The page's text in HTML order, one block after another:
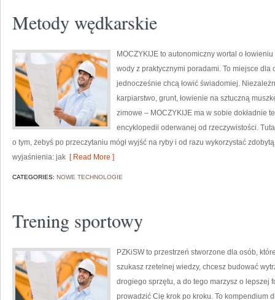
Metody wędkarskie
MOCZYKIJE to autonomiczny wortal o
wody z praktycznymi poradami. To miejsce
jednocześnie chcą łowić świadomiej.
karpiarstwo, grunt, łowienie na sztuczną
zimowe – MOCZYKIJE ma w sobie dokładnie
encyklopedii oderwanej od rzeczywistości.
o tym, żebyś po przeczytaniu mógł wyjść na ryby i od razu wykorzystać
wyjaśnienia: jak [ Read More ]
CATEGORIES: NOWE TECHNOLOGIE
Trening sportowy
PZKiSW to przestrzeń stworzone dla osób,
szukasz rzetelnej wiedzy, chcesz budować
drogiego sprzętu, a do tego marzysz o lepszej
prowadzić Cię krok po kroku. To kompendium